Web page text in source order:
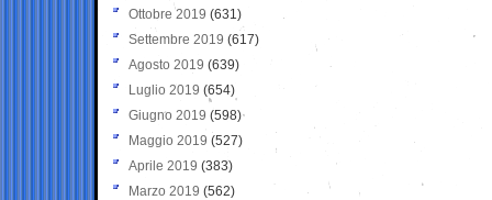
Ottobre 2019 (631)
Settembre 2019 (617)
Agosto 2019 (639)
Luglio 2019 (654)
Giugno 2019 (598)
Maggio 2019 (527)
Aprile 2019 (383)
Marzo 2019 (562)